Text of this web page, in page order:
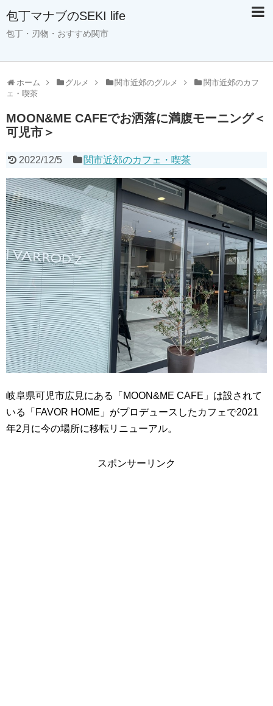
包丁マナブのSEKI life
包丁・刃物・おすすめ関市
ホーム グルメ 関市近郊のグルメ
関市近郊のカフ
ェ・喫茶
MOON&ME CAFEでお洒落に満腹モーニング＜
可児市＞
2022/12/5 関市近郊のカフェ・喫茶
岐阜県可児市広見にある「MOON&ME CAFE」は設されて
いる「FAVOR HOME」がプロデュースしたカフェで2021
年2月に今の場所に移転リニューアル。
スポンサーリンク